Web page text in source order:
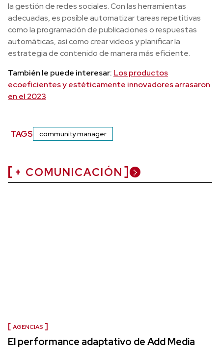
la gestión de redes sociales. Con las herramientas
adecuadas, es posible automatizar tareas repetitivas
como la programación de publicaciones o respuestas
automáticas, así como crear videos y planificar la
estrategia de contenido de manera más eficiente.
También le puede interesar: Los productos
ecoeficientes y estéticamente innovadores arrasaron
en el 2023
TAGS community manager
+ COMUNICACIÓN
AGENCIAS
El performance adaptativo de Add Media